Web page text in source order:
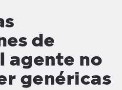
de
agente no
genéricas